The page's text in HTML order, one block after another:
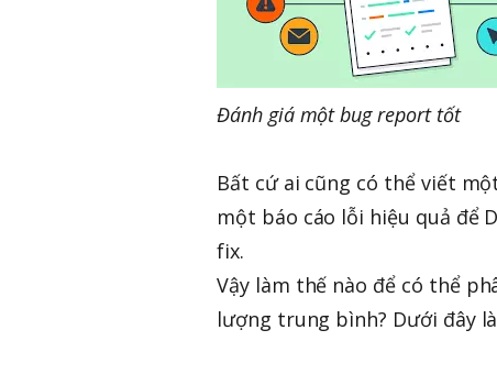
Đánh giá một bug report tốt
Bất cứ ai cũng có thể viết
một báo cáo lỗi hiệu quả để
fix.
Vậy làm thế nào để có thể
lượng trung bình? Dưới đây